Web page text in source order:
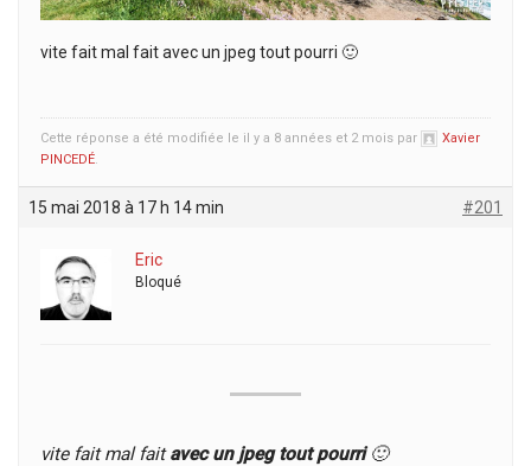
vite fait mal fait avec un jpeg tout pourri 🙂
Cette réponse a été modifiée le il y a 8 années et 2 mois par
Xavier
PINCEDÉ.
15 mai 2018 à 17 h 14 min #201
Eric
Bloqué
vite fait mal faitavec un jpeg tout pourri🙂